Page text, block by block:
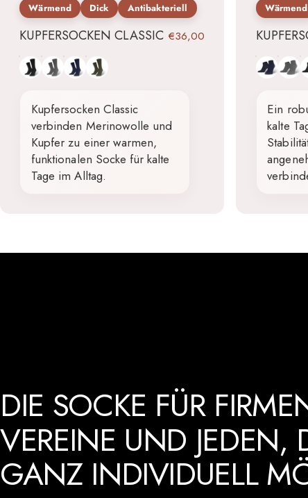
Wärmend Dick Antibakteriell
KUPFERSOCKEN CLASSIC €36,00
Schwarz
GrauBlau Grün
Kupfersocken Classic
verbinden Merinowolle und
Kupfer zu einer warmen,
funktionalen Socke für kalte
Tage im Alltag.
Wärmend
BlauGrau
Ein
kalte
DIE SOCKE FÜR
VEREINE UND JEDEN,
GANZ INDIVIDUELL